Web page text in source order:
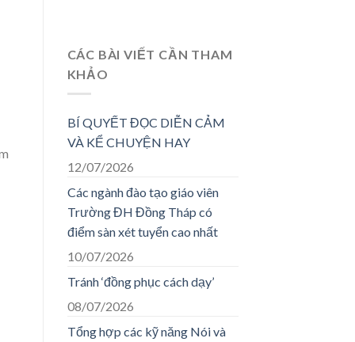
CÁC BÀI VIẾT CẦN THAM
KHẢO
BÍ QUYẾT ĐỌC DIỄN CẢM
VÀ KỂ CHUYỆN HAY
12/07/2026
Các ngành đào tạo giáo viên
Trường ĐH Đồng Tháp có
điểm sàn xét tuyển cao nhất
10/07/2026
Tránh ‘đồng phục cách dạy’
08/07/2026
Tổng hợp các kỹ năng Nói và